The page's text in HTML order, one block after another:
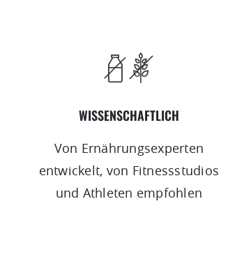
WISSENSCHAFTLICH
Von Ernährungsexperten
entwickelt, von Fitnessstudios
und Athleten empfohlen